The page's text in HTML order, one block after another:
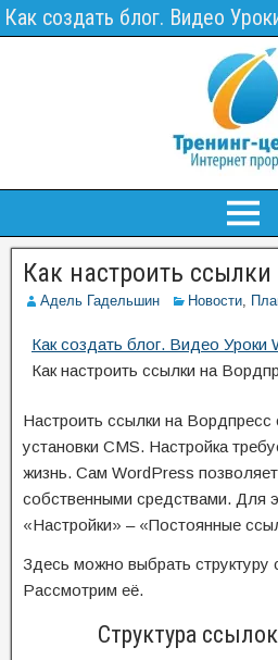
Как создать блог. Видео
Как настроить
Адель Гадельшин Новости,
Как создать блог. Видео Уроки
Как настроить ссылки на
Настроить ссылки на Вордпресс
установки CMS. Настройка
жизнь. Сам WordPress
собственными средствами. Для
«Настройки» – «Постоянные
Здесь можно выбрать структуру
Рассмотрим её.
Структура